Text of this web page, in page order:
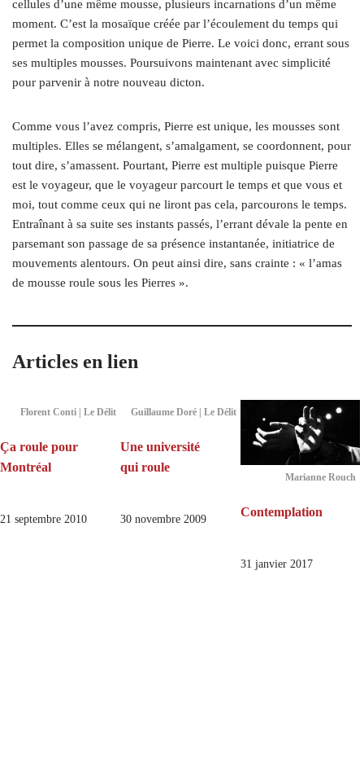
cellules d’une même mousse, plusieurs incarnations d’un même
moment. C’est la mosaïque créée par l’écoulement du temps qui
permet la composition unique de Pierre. Le voici donc, errant sous
ses multiples mousses. Poursuivons maintenant avec simplicité
pour parvenir à notre nouveau dicton.
Comme vous l’avez compris, Pierre est unique, les mousses sont
multiples. Elles se mélangent, s’amalgament, se coordonnent, pour
tout dire, s’amassent. Pourtant, Pierre est multiple puisque Pierre
est le voyageur, que le voyageur parcourt le temps et que vous et
moi, tout comme ceux qui ne liront pas cela, parcourons le temps.
Entraînant à sa suite ses instants passés, l’errant dévale la pente en
parsemant son passage de sa présence instantanée, initiatrice de
mouvements alentours. On peut ainsi dire, sans crainte : « l’amas
de mousse roule sous les Pierres ».
Articles en lien
Florent Conti | Le Délit
Ça roule pour
Montréal
21 septembre 2010
Guillaume Doré | Le Délit
Une université
qui roule
30 novembre 2009
Marianne Rouch
Contemplation
31 janvier 2017